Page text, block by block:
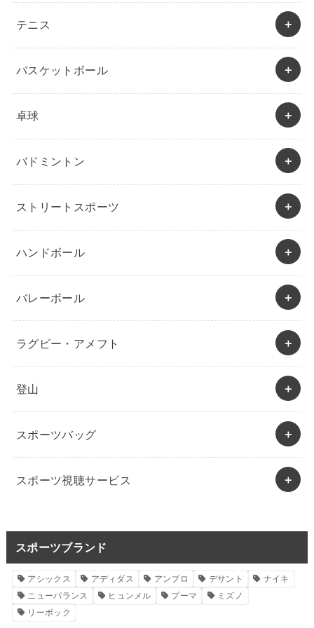
テニス
バスケットボール
卓球
バドミントン
ストリートスポーツ
ハンドボール
バレーボール
ラグビー・アメフト
登山
スポーツバッグ
スポーツ視聴サービス
スポーツブランド
アシックス アディダス アンブロ デサント
ナイキ
ニューバランス
ヒュンメル プーマ
ミズノ
リーボック